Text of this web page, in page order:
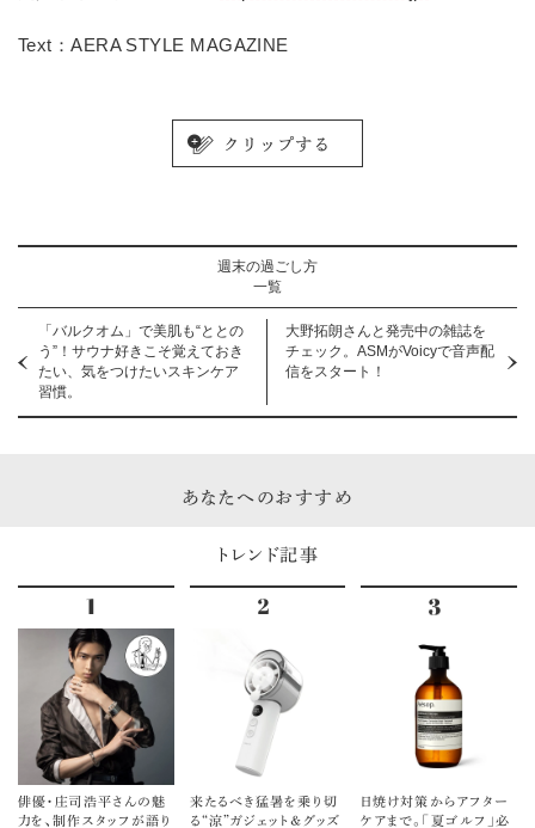
Text：AERA STYLE MAGAZINE
週末の過ごし方
一覧
「バルクオム」で美肌も“ととの
う”！サウナ好きこそ覚えておき
たい、気をつけたいスキンケア
習慣。
大野拓朗さんと発売中の雑誌を
チェック。ASMがVoicyで音声配
信をスタート！
あなたへのおすすめ
トレンド記事
俳優・庄司浩平さんの魅
力を、制作スタッフが語り
来たるべき猛暑を乗り切
る“涼”ガジェット＆グッズ
日焼け対策からアフター
ケアまで。「夏ゴルフ」必